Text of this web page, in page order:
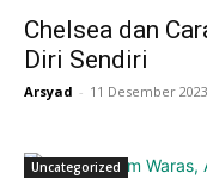
Chelsea dan
Diri Sendiri
Arsyad - 11 Desember 2023
Uncategorized